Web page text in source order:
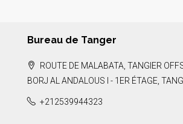
Bureau de Tanger
ROUTE DE MALABATA, TANGIER
BORJ AL ANDALOUS I - 1ER ÉTAGE,
+212539944323